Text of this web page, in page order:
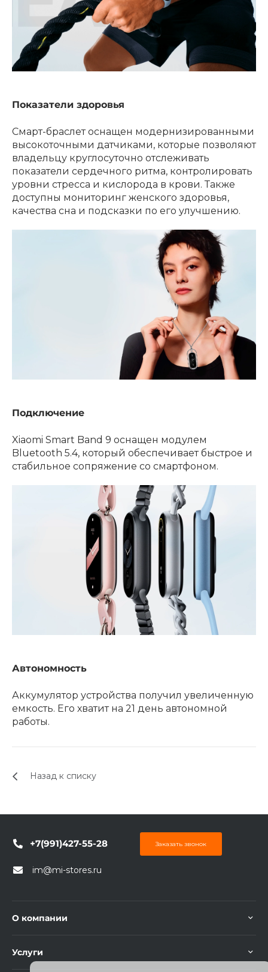
Показатели здоровья
Смарт-браслет оснащен модернизированными
высокоточными датчиками, которые позволяют
владельцу круглосуточно отслеживать
показатели сердечного ритма, контролировать
уровни стресса и кислорода в крови. Также
доступны мониторинг женского здоровья,
качества сна и подсказки по его улучшению.
Подключение
Xiaomi Smart Band 9 оснащен модулем
Bluetooth 5.4, который обеспечивает быстрое и
стабильное сопряжение со смартфоном.
Автономность
Аккумулятор устройства получил увеличенную
емкость. Его хватит на 21 день автономной
работы.
Назад к списку
+7(991)427-55-28 Заказать звонок
im@mi-stores.ru
О компании
Услуги